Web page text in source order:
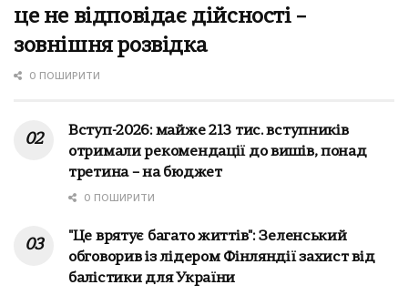
це не відповідає дійсності –
зовнішня розвідка
0 ПОШИРИТИ
Вступ-2026: майже 213 тис. вступників
отримали рекомендації до вишів, понад
третина – на бюджет
0 ПОШИРИТИ
"Це врятує багато життів": Зеленський
обговорив із лідером Фінляндії захист від
балістики для України